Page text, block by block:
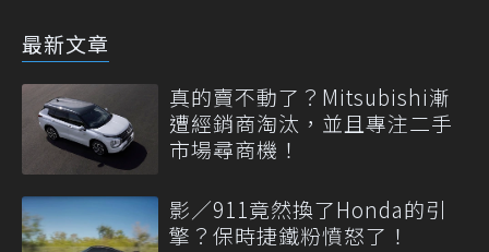
最新文章
真的賣不動了？Mitsubishi漸
遭經銷商淘汰，並且專注二手
市場尋商機！
影／911竟然換了Honda的引
擎？保時捷鐵粉憤怒了！